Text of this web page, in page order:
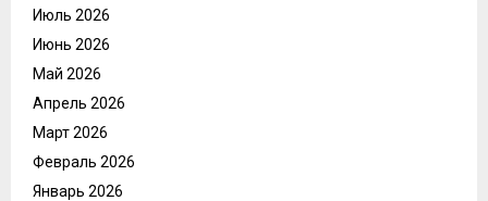
Июль 2026
Июнь 2026
Май 2026
Апрель 2026
Март 2026
Февраль 2026
Январь 2026